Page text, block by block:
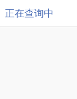
正在查询中